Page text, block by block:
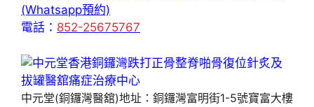
(Whatsapp預約)
電話： 852-25675767
中元堂(銅鑼灣醫舘)地址：銅鑼灣富明街1-5號寶富大樓